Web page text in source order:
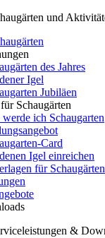
und
des Jahres
Igel
Jubiläen
Schaugärten
werde ich Schaugarten
Card
Igel einreichen
für Schaugärten
&